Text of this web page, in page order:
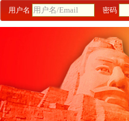
用户名 密码